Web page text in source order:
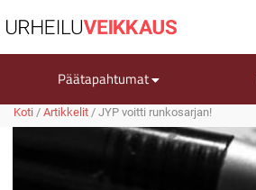
Päätapahtumat
Koti / Artikkelit / JYP voitti runkosarjan!